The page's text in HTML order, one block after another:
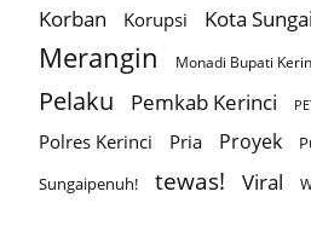
Korban Korupsi Kota
Merangin Monadi Bupati
Pelaku Pemkab Kerinci
Polres Kerinci
Pria Proyek
Sungaipenuh! tewas! Viral